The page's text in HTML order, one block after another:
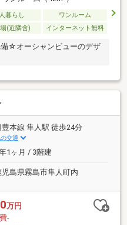
暮らし
ワンルーム
(近隣含) インターネット無料
☆オーシャンビューのデザ
豊本線 隼人駅 徒歩24分
交通
1ヶ月 / 3階建
児島県霧島市隼人町内
万円
-